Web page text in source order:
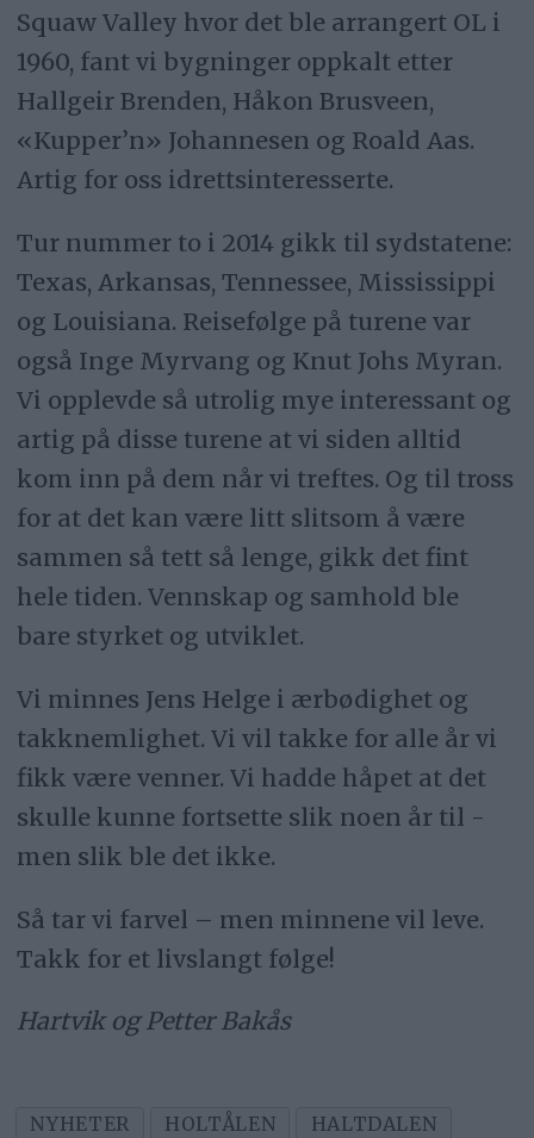
Squaw Valley hvor det ble arrangert OL i
1960, fant vi bygninger oppkalt etter
Hallgeir Brenden, Håkon Brusveen,
«Kupper’n» Johannesen og Roald Aas.
Artig for oss idrettsinteresserte.
Tur nummer to i 2014 gikk til sydstatene:
Texas, Arkansas, Tennessee, Mississippi
og Louisiana. Reisefølge på turene var
også Inge Myrvang og Knut Johs Myran.
Vi opplevde så utrolig mye interessant og
artig på disse turene at vi siden alltid
kom inn på dem når vi treftes. Og til tross
for at det kan være litt slitsom å være
sammen så tett så lenge, gikk det fint
hele tiden. Vennskap og samhold ble
bare styrket og utviklet.
Vi minnes Jens Helge i ærbødighet og
takknemlighet. Vi vil takke for alle år vi
fikk være venner. Vi hadde håpet at det
skulle kunne fortsette slik noen år til -
men slik ble det ikke.
Så tar vi farvel – men minnene vil leve.
Takk for et livslangt følge!
Hartvik og Petter Bakås
NYHETER HOLTÅLEN
HALTDALEN